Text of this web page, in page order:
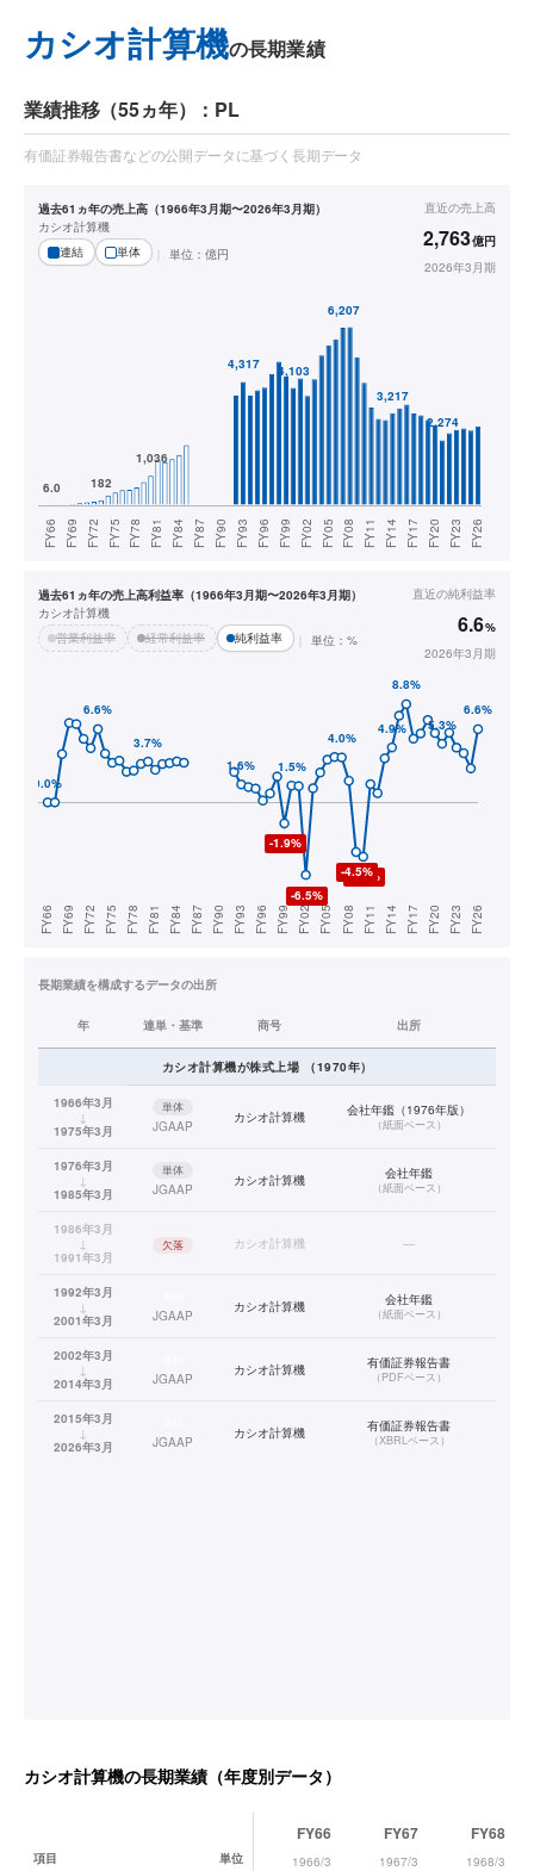
カシオ計算機の長期業績
業績推移（55ヵ年）：PL
有価証券報告書などの公開データに基づく長期データ
過去61ヵ年の売上高（1966年3月期〜2026年3月期）
カシオ計算機
連結
単体 単位： 億円
直近の売上高
2,763億円
2026年3月期
過去61ヵ年の売上高利益率（1966年3月期〜2026年3月期）
カシオ計算機
営業利益率
経常利益率 純利益率 単位：%
直近の純利益率
6.6%
2026年3月期
長期業績を構成するデータの出所
年 連単・基準 商号 出所
カシオ計算機が株式上場 （1970年）
1966年3月
↓
1975年3月
単体
JGAAP
カシオ計算機 会社年鑑（1976年版）
（紙面ベース）
1976年3月
↓
1985年3月
単体
JGAAP
カシオ計算機 会社年鑑
（紙面ベース）
1986年3月
↓
1991年3月
欠落 カシオ計算機 —
1992年3月
↓
2001年3月
JGAAP
カシオ計算機 会社年鑑
（紙面ベース）
2002年3月
↓
2014年3月
JGAAP
カシオ計算機 有価証券報告書
（PDFベース）
2015年3月
↓
2026年3月
JGAAP
カシオ計算機 有価証券報告書
（XBRLベース）
カシオ計算機の長期業績（年度別データ）
項目 単位
FY66
1966/3
FY67
1967/3
FY68
1968/3